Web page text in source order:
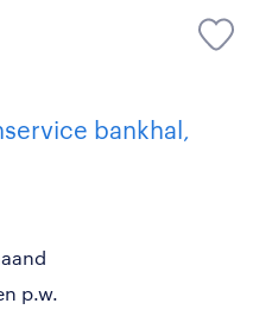
bankhal,
p.w.